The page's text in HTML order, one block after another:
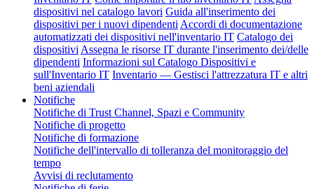
dispositivi nel catalogo lavori Guida all'inserimento dei
dispositivi per i nuovi dipendenti Accordi di documentazione
automatizzati dei dispositivi nell'inventario IT Catalogo dei
dispositivi Assegna le risorse IT durante l'inserimento dei/delle
dipendenti Informazioni sul Catalogo Dispositivi e
sull'Inventario IT Inventario — Gestisci l'attrezzatura IT e altri
beni aziendali
Notifiche
Notifiche di Trust Channel, Spazi e Community
Notifiche di progetto
Notifiche di formazione
Notifiche dell'intervallo di tolleranza del monitoraggio del
tempo
Avvisi di reclutamento